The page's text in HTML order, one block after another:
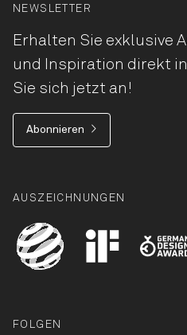
NEWSLETTER
Erhalten Sie exklusive
und Inspiration direkt
Sie sich jetzt an!
Abonnieren
AUSZEICHNUNGEN
FOLGEN